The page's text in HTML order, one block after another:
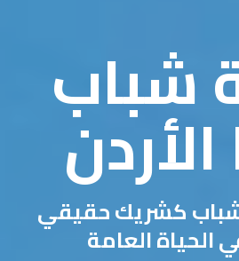
شباب
كشريك حقيقي
الحياة العامة